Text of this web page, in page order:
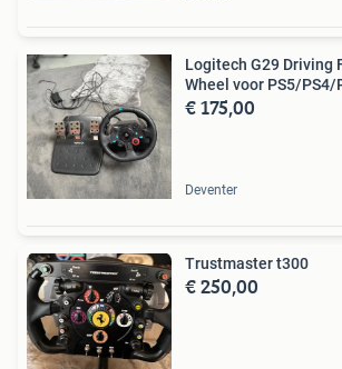
Logitech G29 Driving
Wheel voor PS5/PS4/
€ 175,00
Deventer
Trustmaster t300
€ 250,00